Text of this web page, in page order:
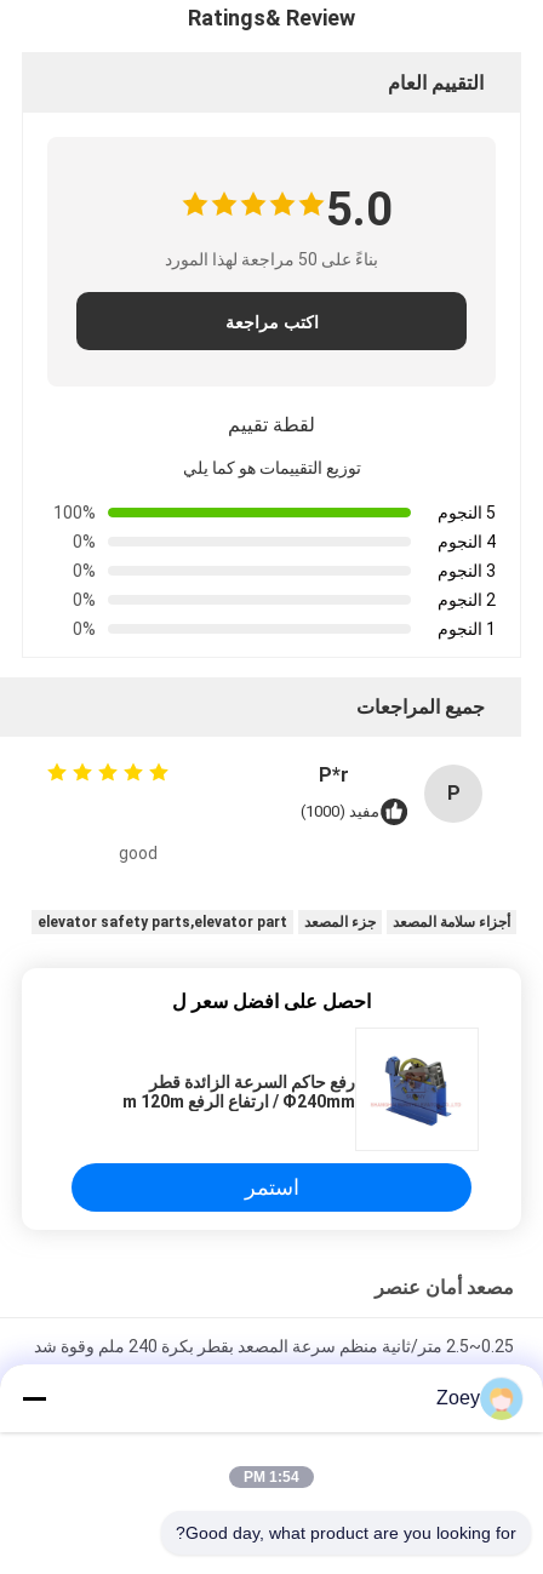
Ratings& Review
التقييم العام
5.0
بناءً على 50 مراجعة لهذا المورد
اكتب مراجعة
لقطة تقييم
توزيع التقييمات هو كما يلي
5 النجوم
100%
4 النجوم
0%
3 النجوم
0%
2 النجوم
0%
1 النجوم
0%
جميع المراجعات
P
P*r
مفيد (1000)
good
أجزاء سلامة المصعد جزء المصعد elevator safety parts,elevator part
احصل على افضل سعر ل
رفع حاكم السرعة الزائدة قطر
Ф240mm / ارتفاع الرفع m 120m
استمر
مصعد أمان عنصر
0.25~2.5 متر/ثانية منظم سرعة المصعد بقطر بكرة 240 ملم وقوة شد
حبل 1000~2000 نيوتن
φ200mm قطر الشفرة جهاز التوتر المصعد الحديدي المصبوب معتمد
أمان المصعد المثبتة على العارضة السفلية
Zoey
1:54 PM
Good day, what product are you looking for?